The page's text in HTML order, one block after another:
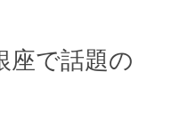
座で話題の